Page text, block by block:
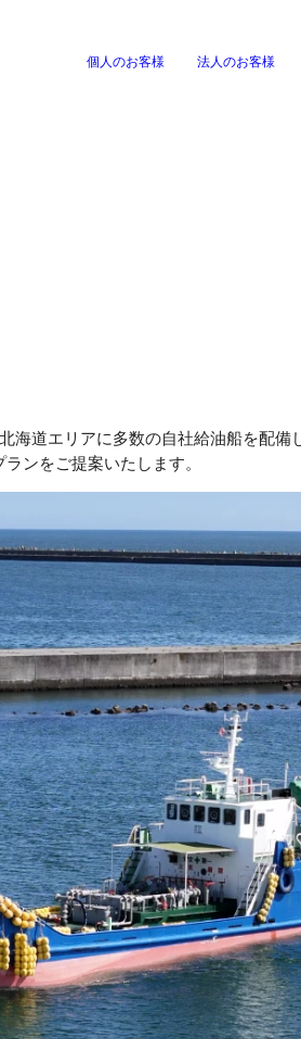
個人のお客様 法人のお客様
いお取引先へ配送を行っております。
発電事業
サービス
道エリアに多数の自社給油船を配備
ンをご提案いたします。